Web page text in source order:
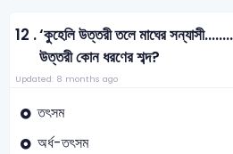
12 .‘কুহেলি উত্তরী তলে মাঘের
উত্তরী কোন ধরণের শব্দ?
Updated: 8 months ago
তৎসম
অর্ধ-তৎসম